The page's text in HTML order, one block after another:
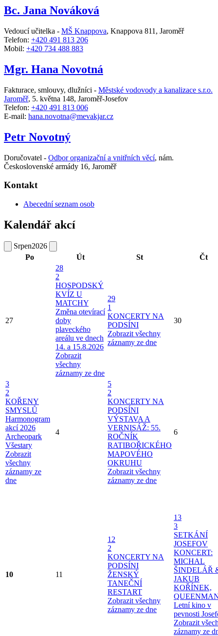
Bc. Jana Nováková
Vedoucí učitelka - MŠ Knappova, Knappova 811, Jaroměř
Telefon: +420 491 813 206
Mobil: +420 734 488 883
Mgr. Hana Novotná
Fakturace, smlouvy, dlužníci - Městské vodovody a kanalizace s.r.o.
Jaroměř, 5. května 148, Jaroměř-Josefov
Telefon: +420 491 813 006
E-mail: hana.novotna@mevakjar.cz
Petr Novotný
Doručovatel - Odbor organizační a vnitřních věcí, nám.
Československé armády 16, Jaroměř
Kontakt
Abecední seznam osob
Kalendář akcí
Srpen2026
Po
Út St Čt
27
28
2
HOSPODSKÝ
KVÍZ U
MATCHY
Změna otevírací
doby
plaveckého
areálu ve dnech
14. a 15.8.2026
Zobrazit
všechny
záznamy ze dne
29
1
KONCERTY NA
PODSÍNI
Zobrazit všechny
záznamy ze dne
30
3
2
KOŘENY
SMYSLŮ
Harmonogram
akcí 2026
Archeopark
Všestary
Zobrazit
všechny
záznamy ze
dne
4
5
2
KONCERTY NA
PODSÍNI
VÝSTAVA A
VERNISÁŽ: 55.
ROČNÍK
RATIBOŘICKÉHO
MAPOVÉHO
OKRUHU
Zobrazit všechny
záznamy ze dne
6
10 11
12
2
KONCERTY NA
PODSÍNI
ŽENSKÝ
TANEČNÍ
RESTART
Zobrazit všechny
záznamy ze dne
13
3
SETKÁNÍ
JOSEFOV
KONCERT:
MICHAL
ŠINDELÁŘ
JAKUB
KOŘÍNEK,
Letní kino v
pevnosti
Zobrazit
záznamy ze